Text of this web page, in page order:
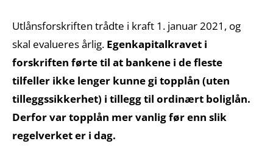
Utlånsforskriften trådte i kraft 1. januar 2021, og
skal evalueres årlig. Egenkapitalkravet i
forskriften førte til at bankene i de fleste
tilfeller ikke lenger kunne gi topplån (uten
tilleggssikkerhet) i tillegg til ordinært boliglån.
Derfor var topplån mer vanlig før enn slik
regelverket er i dag.